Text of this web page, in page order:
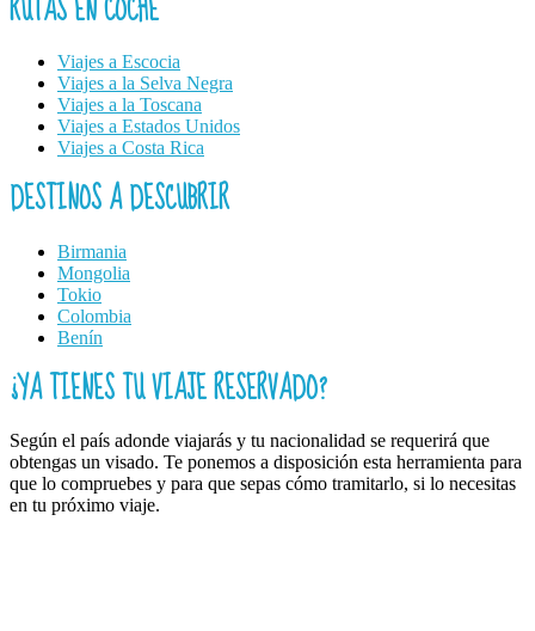
Viajes a Escocia
Viajes a la Selva Negra
Viajes a la Toscana
Viajes a Estados Unidos
Viajes a Costa Rica
DESTINOS A DESCUBRIR
Birmania
Mongolia
Tokio
Colombia
Benín
¿YA TIENES TU VIAJE RESERVADO?
Según el país adonde viajarás y tu nacionalidad se requerirá que
obtengas un visado. Te ponemos a disposición esta herramienta para
que lo compruebes y para que sepas cómo tramitarlo, si lo necesitas
en tu próximo viaje.